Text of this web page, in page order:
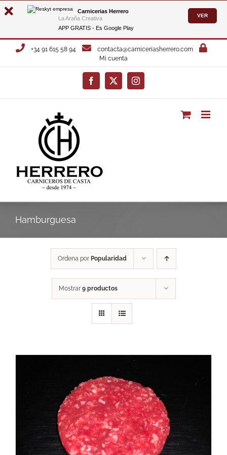
Carnicerias Herrero
La Araña Creativa
APP GRATIS - Es Google Play
VER
Saltar
+34 91 615 58 94
contacta@carniceriasherrero.com
Mi cuenta
Facebook
X Instagram
Hamburguesa
Ordena por Popularidad
Mostrar 9 productos